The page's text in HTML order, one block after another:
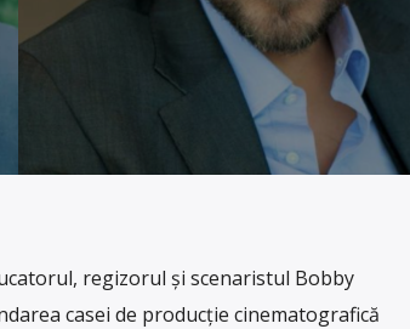
regizorul și scenaristul Bobby
casei de producție cinematografică